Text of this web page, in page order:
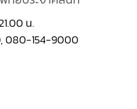
น.
, 080-154-9000